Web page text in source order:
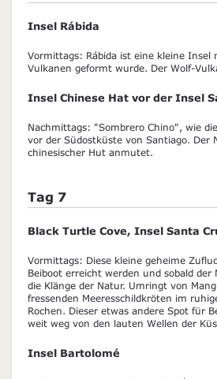
Insel Rábida
Vormittags: Rábida ist eine kleine
Vulkanen geformt wurde. Der Wolf-
Insel Chinese Hat vor der Insel
Nachmittags: "Sombrero Chino", wie
vor der Südostküste von Santiago. Der
chinesischer Hut anmutet.
Tag 7
Black Turtle Cove, Insel Santa
Vormittags: Diese kleine geheime
Beiboot erreicht werden und sobald
die Klänge der Natur. Umringt von
fressenden Meeresschildkröten im
Rochen. Dieser etwas andere Spot für
weit weg von den lauten Wellen der
Insel Bartolomé